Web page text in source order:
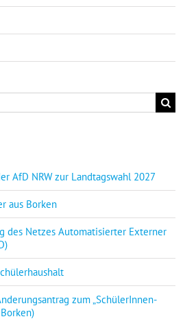
AfD NRW zur Landtagswahl 2027
aus Borken
des Netzes Automatisierter Externer
zum „SchülerInnen-